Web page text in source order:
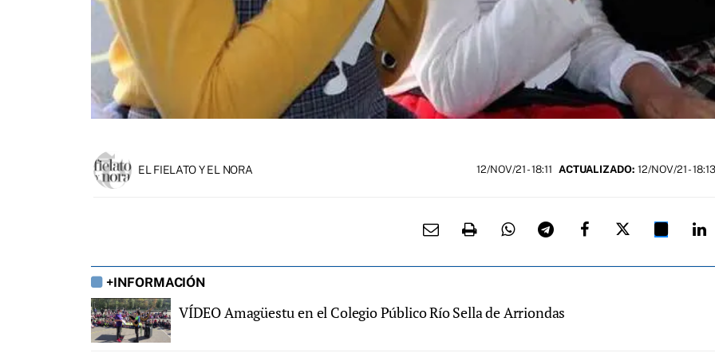
EL FIELATO Y EL NORA 12/NOV/21- 18:11 ACTUALIZADO: 12/NOV/21 - 18:13
+INFORMACIÓN
VÍDEO Amagüestu en el Colegio Público Río Sella de Arriondas